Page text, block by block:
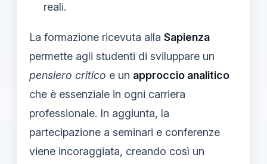
reali.
La formazione ricevuta alla Sapienza
permette agli studenti di sviluppare un
pensiero critico e un approccio analitico
che è essenziale in ogni carriera
professionale. In aggiunta, la
partecipazione a seminari e conferenze
viene incoraggiata, creando così un